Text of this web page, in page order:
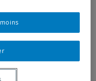
du RCHTQ
la fatalité